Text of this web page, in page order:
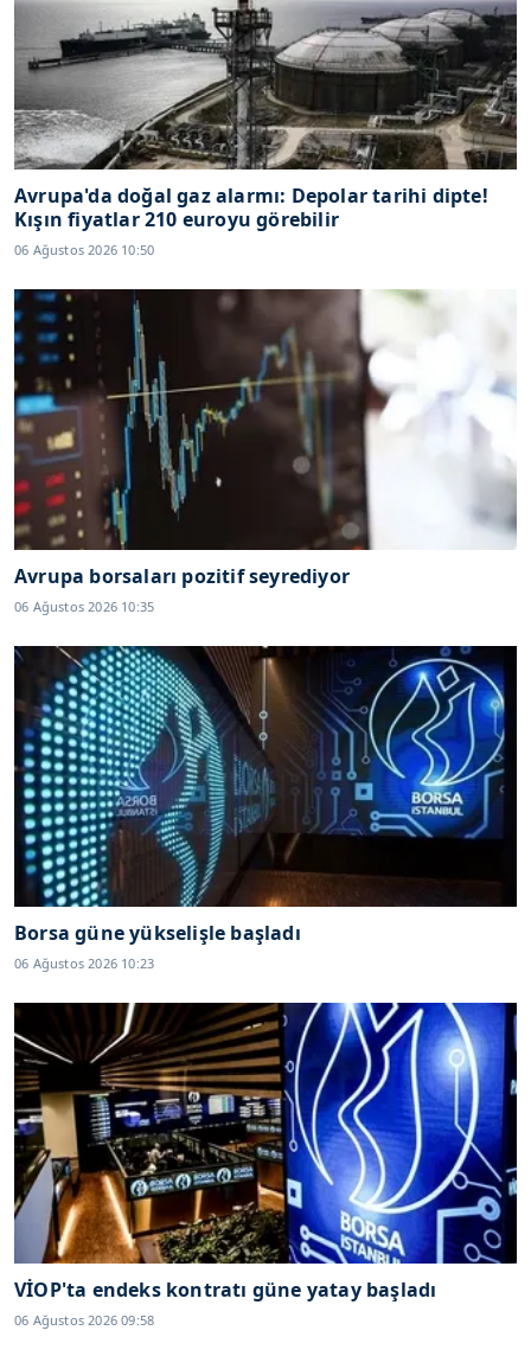
Avrupa'da doğal gaz alarmı: Depolar tarihi dipte!
Kışın fiyatlar 210 euroyu görebilir
06 Ağustos 2026 10:50
Avrupa borsaları pozitif seyrediyor
06 Ağustos 2026 10:35
Borsa güne yükselişle başladı
06 Ağustos 2026 10:23
VİOP'ta endeks kontratı güne yatay başladı
06 Ağustos 2026 09:58